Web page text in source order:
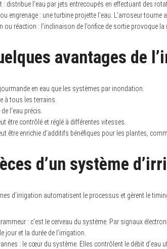
: distribue l’eau par jets entrecoupés en effectuant des
engrenage : une turbine projette l’eau. L’arroseur tourne
ou réaction : l’inclinaison de l’orifice de sortie provoque la
avantages de
en eau que les systèmes par inondation.
à tous les terrains.
l’eau précis.
être contrôlé et réglé à différentes vitesses.
être enrichie d’additifs bénéfiques pour les plantes,
d’un système
d’irrigation automatisent le processus et gèrent le
: c’est le cerveau du système. Par signaux
le jour et la durée de l’irrigation.
: le cœur du système. Elles contrôlent le débit